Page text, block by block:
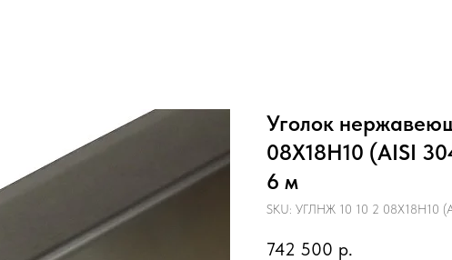
Уголок
08Х18Н10 (AISI
6 м
SKU: УГЛНЖ 10 10 2 08Х18Н10
742 500 р.